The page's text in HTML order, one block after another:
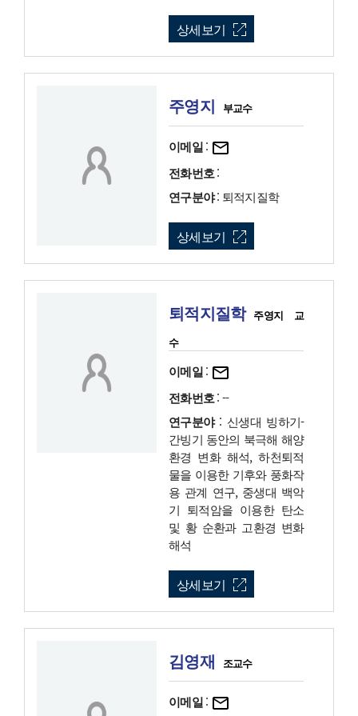
상세보기
주영지 부교수
이메일:
전화번호:
연구분야: 퇴적지질학
상세보기
퇴적지질학 주영지 교
수
이메일:
전화번호: --
연구분야: 신생대 빙하기-
간빙기 동안의 북극해 해양
환경 변화 해석, 하천퇴적
물을 이용한 기후와 풍화작
용 관계 연구, 중생대 백악
기 퇴적암을 이용한 탄소
및 황 순환과 고환경 변화
해석
상세보기
김영재 조교수
이메일: